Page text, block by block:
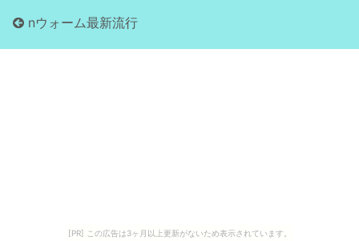
[PR] この広告は3ヶ月以上更新がないため表示されています。
nウォーム最新流行